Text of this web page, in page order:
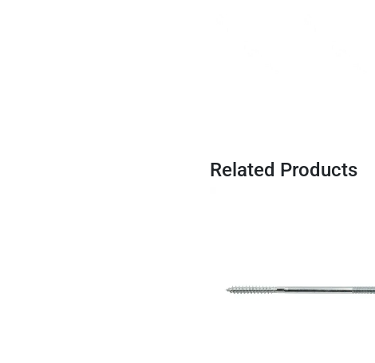
Related Products